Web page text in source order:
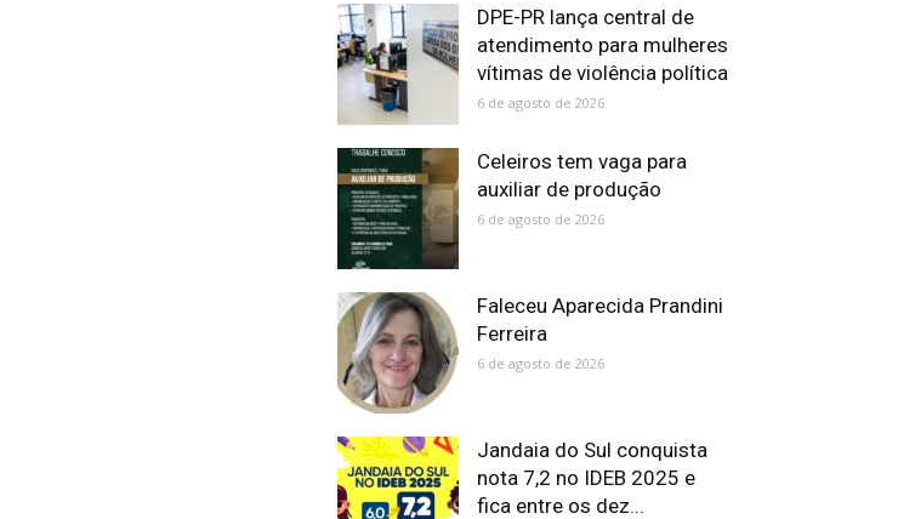
DPE-PR lança central de
atendimento para mulheres
vítimas de violência política
6 de agosto de 2026
Celeiros tem vaga para
auxiliar de produção
6 de agosto de 2026
Faleceu Aparecida Prandini
Ferreira
6 de agosto de 2026
Jandaia do Sul conquista
nota 7,2 no IDEB 2025 e
fica entre os dez...